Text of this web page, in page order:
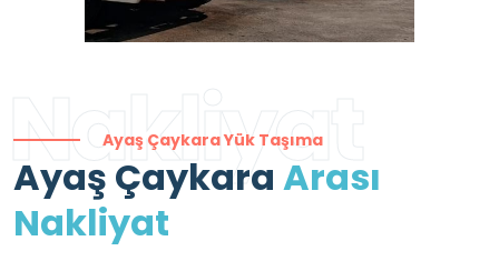
Nakliyat
Ayaş Çaykara Yük Taşıma
Ayaş Çaykara Arası
Nakliyat